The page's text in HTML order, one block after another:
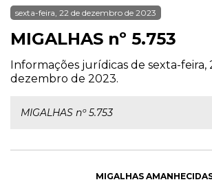
sexta-feira, 22 de dezembro de 2023
MIGALHAS nº 5.753
Informações jurídicas de sexta-feira,
dezembro de 2023.
MIGALHAS nº 5.753
MIGALHAS